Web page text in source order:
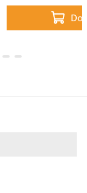
Do
vepřového a
kolagenu dělá z